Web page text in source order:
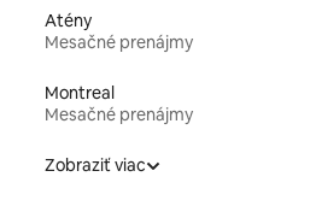
Atény
Mesačné prenájmy
Montreal
Mesačné prenájmy
Zobraziť viac